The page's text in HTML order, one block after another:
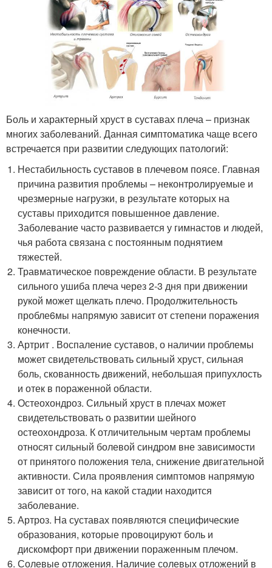
Боль и характерный хруст в суставах плеча – признак
многих заболеваний. Данная симптоматика чаще всего
встречается при развитии следующих патологий:
Нестабильность суставов в плечевом поясе. Главная
причина развития проблемы – неконтролируемые и
чрезмерные нагрузки, в результате которых на
суставы приходится повышенное давление.
Заболевание часто развивается у гимнастов и людей,
чья работа связана с постоянным поднятием
тяжестей.
Травматическое повреждение области. В результате
сильного ушиба плеча через 2-3 дня при движении
рукой может щелкать плечо. Продолжительность
пробле6мы напрямую зависит от степени поражения
конечности.
Артрит . Воспаление суставов, о наличии проблемы
может свидетельствовать сильный хруст, сильная
боль, скованность движений, небольшая припухлость
и отек в пораженной области.
Остеохондроз. Сильный хруст в плечах может
свидетельствовать о развитии шейного
остеохондроза. К отличительным чертам проблемы
относят сильный болевой синдром вне зависимости
от принятого положения тела, снижение двигательной
активности. Сила проявления симптомов напрямую
зависит от того, на какой стадии находится
заболевание.
Артроз. На суставах появляются специфические
образования, которые провоцируют боль и
дискомфорт при движении пораженным плечом.
Солевые отложения. Наличие солевых отложений в